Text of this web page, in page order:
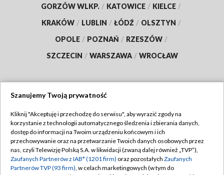
GORZÓW WLKP. / KATOWICE / KIELCE /
KRAKÓW / LUBLIN / ŁÓDŹ / OLSZTYN /
OPOLE / POZNAŃ / RZESZÓW /
SZCZECIN / WARSZAWA / WROCŁAW
TVP
Abonament TVP
Emisja w TVP
Regulamin TVP
Polityka prywatności
Szanujemy Twoją prywatność
Kliknij "Akceptuję i przechodzę do serwisu", aby wyrazić zgody na
korzystanie z technologii automatycznego śledzenia i zbierania danych,
dostęp do informacji na Twoim urządzeniu końcowym i ich
przechowywanie oraz na przetwarzanie Twoich danych osobowych przez
nas, czyli Telewizję Polską S.A. w likwidacji (zwaną dalej również „TVP”),
Zaufanych Partnerów z IAB* (1201 firm) oraz pozostałych Zaufanych
Partnerów TVP (93 firm), w celach marketingowych (w tym do